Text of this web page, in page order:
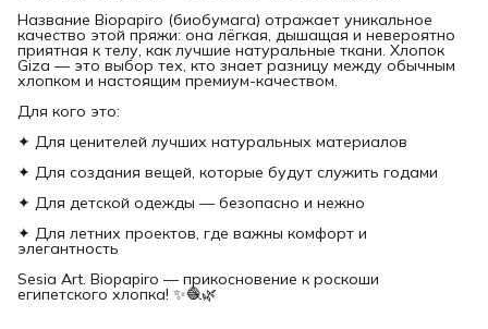
Название Biopapiro (биобумага) отражает уникальное
качество этой пряжи: она лёгкая, дышащая и невероятно
приятная к телу, как лучшие натуральные ткани. Хлопок
Giza — это выбор тех, кто знает разницу между обычным
хлопком и настоящим премиум-качеством.
Для кого это:
✦ Для ценителей лучших натуральных материалов
✦ Для создания вещей, которые будут служить годами
✦ Для детской одежды — безопасно и нежно
✦ Для летних проектов, где важны комфорт и
элегантность
Sesia Art. Biopapiro — прикосновение к роскоши
египетского хлопка! ✨🧶🌿